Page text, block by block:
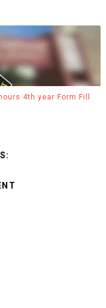
Honours 4th year Form Fill